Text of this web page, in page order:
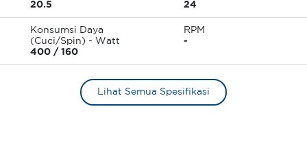
20.5
24
Konsumsi Daya
(Cuci/Spin) - Watt
400 / 160
RPM
-
Lihat Semua Spesifikasi